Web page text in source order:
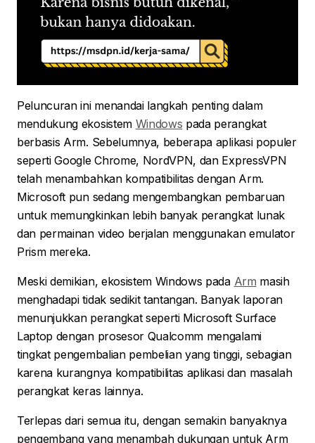
Peluncuran ini menandai langkah penting dalam
mendukung ekosistem Windows pada perangkat
berbasis Arm. Sebelumnya, beberapa aplikasi populer
seperti Google Chrome, NordVPN, dan ExpressVPN
telah menambahkan kompatibilitas dengan Arm.
Microsoft pun sedang mengembangkan pembaruan
untuk memungkinkan lebih banyak perangkat lunak
dan permainan video berjalan menggunakan emulator
Prism mereka.
Meski demikian, ekosistem Windows pada Arm masih
menghadapi tidak sedikit tantangan. Banyak laporan
menunjukkan perangkat seperti Microsoft Surface
Laptop dengan prosesor Qualcomm mengalami
tingkat pengembalian pembelian yang tinggi, sebagian
karena kurangnya kompatibilitas aplikasi dan masalah
perangkat keras lainnya.
Terlepas dari semua itu, dengan semakin banyaknya
pengembang yang menambah dukungan untuk Arm